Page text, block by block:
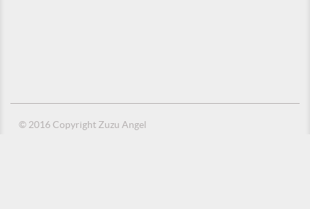
© 2016 Copyright Zuzu Angel